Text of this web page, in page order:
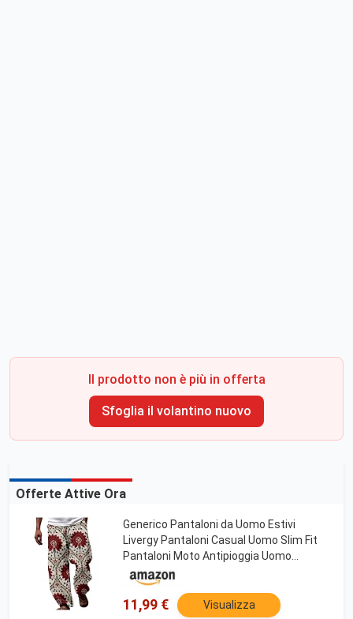
Il prodotto non è più in offerta
Sfoglia il volantino nuovo
Offerte Attive Ora
Generico Pantaloni da Uomo Estivi
Livergy Pantaloni Casual Uomo Slim Fit
Pantaloni Moto Antipioggia Uomo
Pantaloni Palestra Uomo Leggeri
Pantaloni Corti Uomo Estivi Sportivi
11,99 € Visualizza